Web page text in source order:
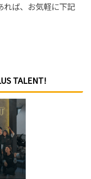
れば、お気軽に下記
TALENT!